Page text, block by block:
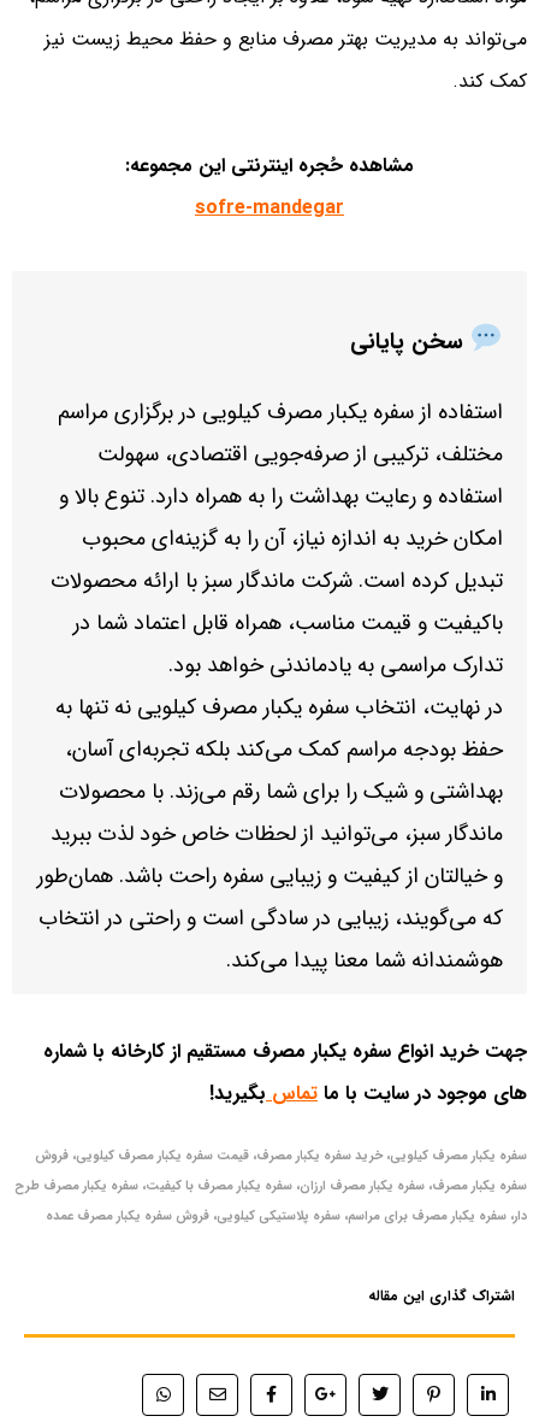
می‌تواند به مدیریت بهتر مصرف منابع و حفظ محیط زیست نیز
کمک کند.
مشاهده حُجره اینترنتی این مجموعه:
sofre-mandegar
سخن پایانی
استفاده از سفره یکبار مصرف کیلویی در برگزاری مراسم
مختلف، ترکیبی از صرفه‌جویی اقتصادی، سهولت
استفاده و رعایت بهداشت را به همراه دارد. تنوع بالا و
امکان خرید به اندازه نیاز، آن را به گزینه‌ای محبوب
تبدیل کرده است. شرکت ماندگار سبز با ارائه محصولات
باکیفیت و قیمت مناسب، همراه قابل اعتماد شما در
تدارک مراسمی به یادماندنی خواهد بود.
در نهایت، انتخاب سفره یکبار مصرف کیلویی نه تنها به
حفظ بودجه مراسم کمک می‌کند بلکه تجربه‌ای آسان،
بهداشتی و شیک را برای شما رقم می‌زند. با محصولات
ماندگار سبز، می‌توانید از لحظات خاص خود لذت ببرید
و خیالتان از کیفیت و زیبایی سفره راحت باشد. همان‌طور
که می‌گویند، زیبایی در سادگی است و راحتی در انتخاب
هوشمندانه شما معنا پیدا می‌کند.
جهت خرید انواع سفره یکبار مصرف مستقیم از کارخانه با شماره
های موجود در سایت با ما تماس بگیرید!
سفره یکبار مصرف کیلویی، خرید سفره یکبار مصرف، قیمت سفره یکبار مصرف کیلویی، فروش
سفره یکبار مصرف، سفره یکبار مصرف ارزان، سفره یکبار مصرف با کیفیت، سفره یکبار مصرف طرح
دار، سفره یکبار مصرف برای مراسم، سفره پلاستیکی کیلویی، فروش سفره یکبار مصرف عمده
اشتراک گذاری این مقاله